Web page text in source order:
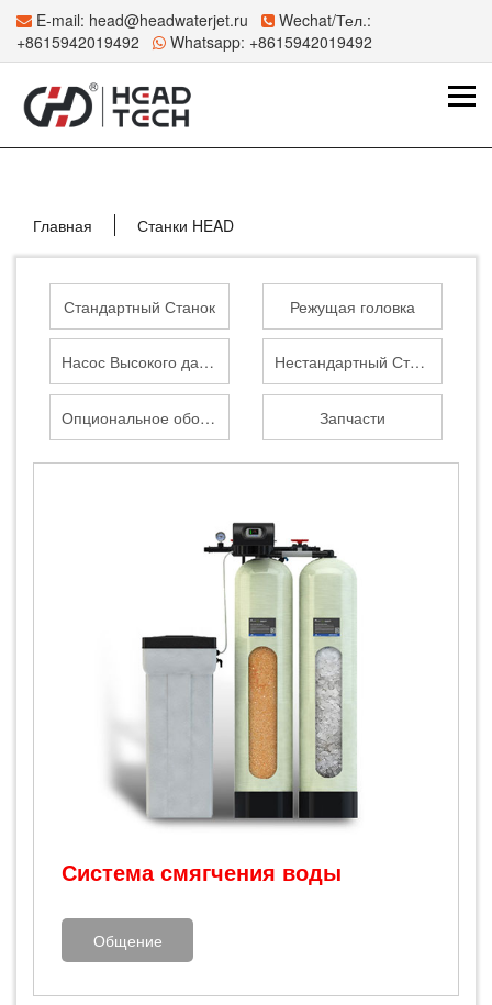
E-mail: head@headwaterjet.ru
Wechat/Тел.:
+8615942019492
Whatsapp: +8615942019492
Главная Станки HEAD
Стандартный Станок Режущая головка
Насос Высокого давления Нестандартный Станок
Опциональное оборудование Запчасти
Система смягчения воды
Общение